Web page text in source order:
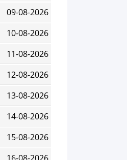
09-08-2026
10-08-2026
11-08-2026
12-08-2026
13-08-2026
14-08-2026
15-08-2026